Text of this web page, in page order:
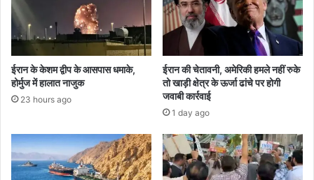
ईरान के केशम द्वीप के आसपास धमाके,
होर्मुज में हालात नाजुक
23 hours ago
ईरान की चेतावनी, अमेरिकी हमले नहीं रुके
तो खाड़ी क्षेत्र के ऊर्जा ढांचे पर होगी
जवाबी कार्रवाई
1 day ago